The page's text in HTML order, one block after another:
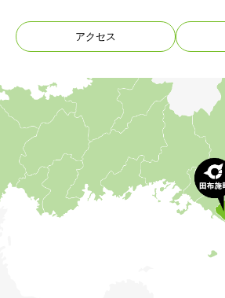
アクセス